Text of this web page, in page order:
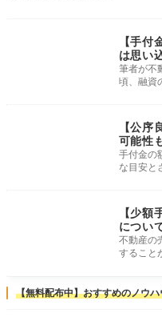
【手付
は思い
手付と
筆者が不
頃、融資
【公序
可能性
め設け
手付金の
な目安と
【少額
につい
不動産の
すること
【無料配布中】おすすめのノウハ